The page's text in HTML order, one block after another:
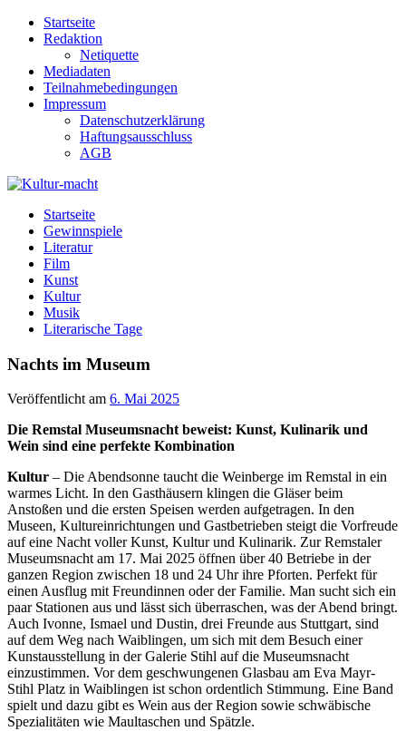
Zum
Inhalt
Startseite
Redaktion
Netiquette
Mediadaten
Teilnahmebedingungen
Impressum
Datenschutzerklärung
Haftungsausschluss
AGB
Kultur-macht
Magazin für Kunst, Literatur, Kultur, Film & Musik
Startseite
Gewinnspiele
Literatur
Film
Kunst
Kultur
Musik
Literarische Tage
Nachts im Museum
Veröffentlicht am 6. Mai 2025
Die Remstal Museumsnacht beweist: Kunst, Kulinarik und
Wein sind eine perfekte Kombination
Kultur – Die Abendsonne taucht die Weinberge im Remstal in ein
warmes Licht. In den Gasthäusern klingen die Gläser beim
Anstoßen und die ersten Speisen werden aufgetragen. In den
Museen, Kultureinrichtungen und Gastbetrieben steigt die Vorfreude
auf eine Nacht voller Kunst, Kultur und Kulinarik. Zur Remstaler
Museumsnacht am 17. Mai 2025 öffnen über 40 Betriebe in der
ganzen Region zwischen 18 und 24 Uhr ihre Pforten. Perfekt für
einen Ausflug mit Freundinnen oder der Familie. Man sucht sich ein
paar Stationen aus und lässt sich überraschen, was der Abend bringt.
Auch Ivonne, Ismael und Dustin, drei Freunde aus Stuttgart, sind
auf dem Weg nach Waiblingen, um sich mit dem Besuch einer
Kunstausstellung in der Galerie Stihl auf die Museumsnacht
einzustimmen. Vor dem geschwungenen Glasbau am Eva Mayr-
Stihl Platz in Waiblingen ist schon ordentlich Stimmung. Eine Band
spielt und dazu gibt es Wein aus der Region sowie schwäbische
Spezialitäten wie Maultaschen und Spätzle.